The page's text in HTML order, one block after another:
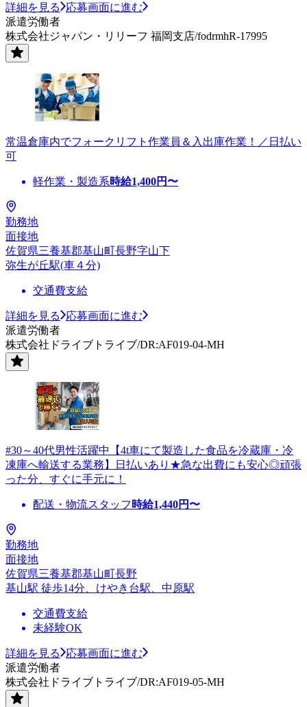
詳細を見る
応募画面に進む
派遣労働者
株式会社ジャパン・リリーフ 福岡支店/fodrmhR-17995
常温倉庫内でフォークリフト作業員＆入出庫作業！／日払い
可
軽作業・製造系時給1,400円〜
勤務地
面接地
佐賀県三養基郡基山町長野字山下
弥生が丘駅(車４分)
交通費支給
詳細を見る
応募画面に進む
派遣労働者
株式会社ドライブトライブ/DR:AF019-04-MH
#30～40代男性活躍中【4t車にて製造した食品を冷蔵庫・冷
凍庫へ輸送する業務】日払いあり★急な出費にも安心◎頑張
った分、すぐに手元に！
配送・物流スタッフ 時給1,440円〜
勤務地
面接地
佐賀県三養基郡基山町長野
基山駅 徒歩14分、けやき台駅、中原駅
交通費支給
未経験OK
詳細を見る
応募画面に進む
派遣労働者
株式会社ドライブトライブ/DR:AF019-05-MH